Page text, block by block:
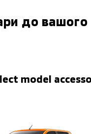
до вашого
model